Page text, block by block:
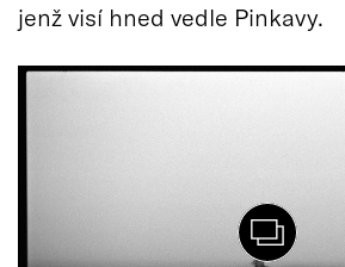
jenž visí hned vedle Pinkavy.